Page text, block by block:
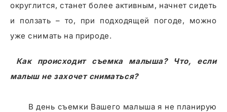
округлится, станет более активным, начнет сидеть
и ползать – то, при подходящей погоде, можно
уже снимать на природе.
Как происходит съемка малыша? Что, если
малыш не захочет сниматься?
В день съемки Вашего малыша я не планирую